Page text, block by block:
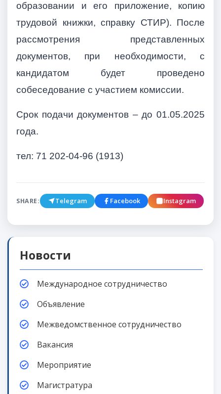
образовании и его приложение, копию
трудовой книжки, справку СТИР). После
рассмотрения представленных
документов, при необходимости, с
кандидатом будет проведено
собеседование с участием комиссии.
Срок подачи документов – до 01.05.2025
года.
тел: 71 202-04-96 (1913)
SHARE: Telegram Facebook Instagram
Новости
Международное сотрудничество
Объявление
Межведомственное сотрудничество
Вакансия
Мероприятие
Магистратура